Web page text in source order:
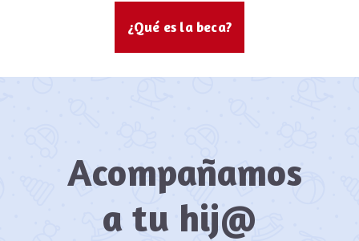
¿Qué es la beca?
Acompañamos
a tu hij@